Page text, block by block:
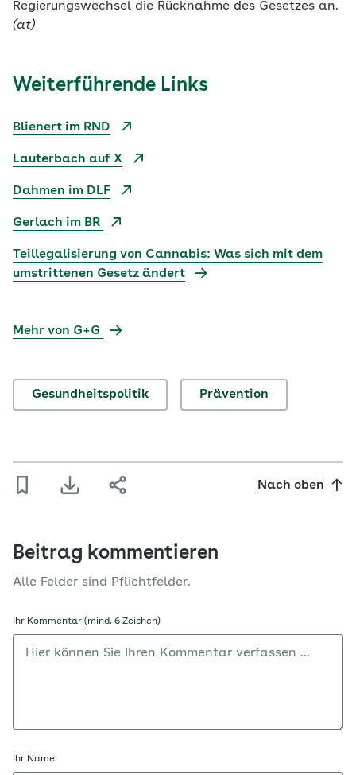
Regierungswechsel die Rücknahme des Gesetzes an.
(at)
Weiterführende Links
Blienert im RND
Lauterbach auf X
Dahmen im DLF
Gerlach im BR
Teillegalisierung von Cannabis: Was sich mit dem
umstrittenen Gesetz ändert
Mehr von G+G
Gesundheitspolitik Prävention
Nach oben
Beitrag kommentieren
Alle Felder sind Pflichtfelder.
Ihr Kommentar (mind. 6 Zeichen)
Ihr Name